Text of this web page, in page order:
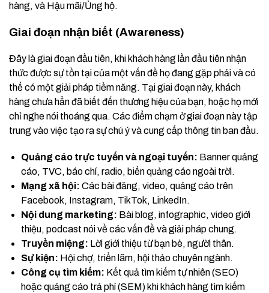
hàng, và Hậu mãi/Ủng hộ.
Giai đoạn nhận biết (Awareness)
Đây là giai đoạn đầu tiên, khi khách hàng lần đầu tiên nhận
thức được sự tồn tại của một vấn đề họ đang gặp phải và có
thể có một giải pháp tiềm năng. Tại giai đoạn này, khách
hàng chưa hẳn đã biết đến thương hiệu của bạn, hoặc họ mới
chỉ nghe nói thoáng qua. Các điểm chạm ở giai đoạn này tập
trung vào việc tạo ra sự chú ý và cung cấp thông tin ban đầu.
Quảng cáo trực tuyến và ngoại tuyến: Banner quảng
cáo, TVC, báo chí, radio, biển quảng cáo ngoài trời.
Mạng xã hội: Các bài đăng, video, quảng cáo trên
Facebook, Instagram, TikTok, LinkedIn.
Nội dung marketing: Bài blog, infographic, video giới
thiệu, podcast nói về các vấn đề và giải pháp chung.
Truyền miệng: Lời giới thiệu từ bạn bè, người thân.
Sự kiện: Hội chợ, triển lãm, hội thảo chuyên ngành.
Công cụ tìm kiếm: Kết quả tìm kiếm tự nhiên (SEO)
hoặc quảng cáo trả phí (SEM) khi khách hàng tìm kiếm